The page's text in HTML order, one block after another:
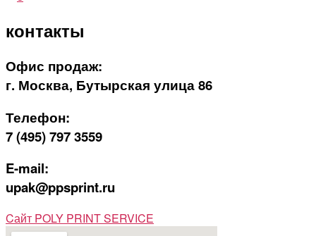
контакты
Офис продаж:
г. Москва, Бутырская улица 86
Телефон:
7 (495) 797 3559
E-mail:
upak@ppsprint.ru
Cайт POLY PRINT SERVICE